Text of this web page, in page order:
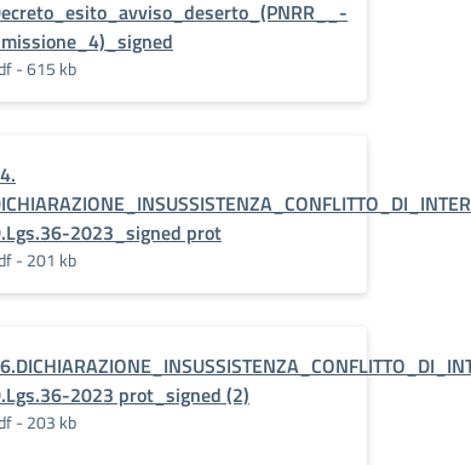
_missione_4)_signed
- 615 kb
2023_signed prot
- 201 kb
2023 prot_signed (2)
- 203 kb